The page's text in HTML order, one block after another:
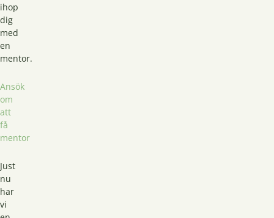
ihop
dig
med
en
mentor.
Ansök
om
att
få
mentor
Just
nu
har
vi